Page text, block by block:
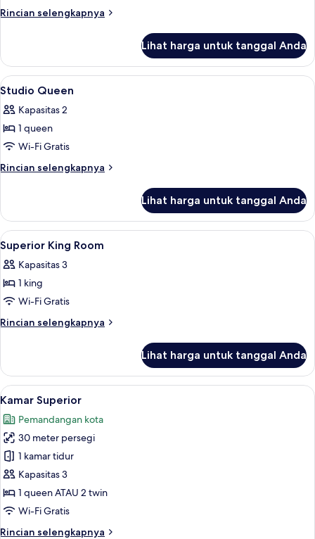
Queen
Rincian selengkapnya
Rincian
Studio
Queen
and
Lihat harga untuk tanggal Anda
Lihat
semua
foto
untuk
Studio
Queen
Minibar, brankas, meja kerja, dan
5
Studio Queen
Kapasitas 2
1 queen
Wi-Fi Gratis
Rincian selengkapnya
Rincian
Studio
Queen
Lihat harga untuk tanggal Anda
Lihat
semua
foto
untuk
Superior
King
Minibar, brankas, meja kerja, dan
4
Superior King Room
Kapasitas 3
1 king
Wi-Fi Gratis
Rincian selengkapnya
Rincian
Superior
King
Room
Lihat harga untuk tanggal Anda
Lihat
semua
foto
untuk
Kamar
Superior
Minibar, brankas, meja kerja, dan
5
Kamar Superior
Pemandangan kota
30 meter persegi
1 kamar tidur
Kapasitas 3
1 queen ATAU 2 twin
Wi-Fi Gratis
Rincian selengkapnya
Rincian